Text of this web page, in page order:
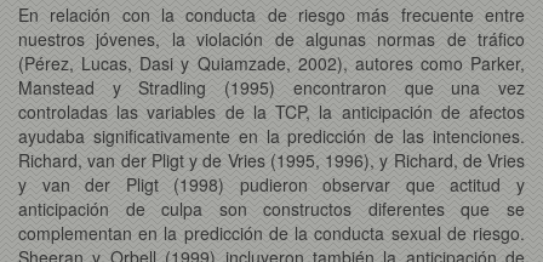
En relación con la conducta de riesgo más frecuente entre
nuestros jóvenes, la violación de algunas normas de tráfico
(Pérez, Lucas, Dasi y Quiamzade, 2002), autores como Parker,
Manstead y Stradling (1995) encontraron que una vez
controladas las variables de la TCP, la anticipación de afectos
ayudaba significativamente en la predicción de las intenciones.
Richard, van der Pligt y de Vries (1995, 1996), y Richard, de Vries
y van der Pligt (1998) pudieron observar que actitud y
anticipación de culpa son constructos diferentes que se
complementan en la predicción de la conducta sexual de riesgo.
Sheeran y Orbell (1999) incluyeron también la anticipación de